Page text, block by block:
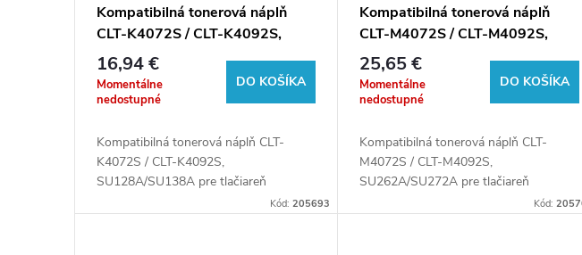
o
k
Kompatibilná tonerová náplň
CLT-K4072S / CLT-K4092S,
SU128A/SU138A, 1500 listov
pre tlačiarne Samsung
16,94 €
Momentálne
nedostupné
DO KOŠÍKA
Kompatibilná tonerová náplň CLT-
K4072S / CLT-K4092S,
SU128A/SU138A pre tlačiareň
Kód:205693
Kompatibilná tonerová náplň
CLT-M4072S / CLT-M4092S,
SU262A/SU272A, 1000 listov
pre tlačiarne Samsung
25,65 €
Momentálne
nedostupné
DO KOŠÍKA
Kompatibilná tonerová náplň CLT-
M4072S / CLT-M4092S,
SU262A/SU272A pre tlačiareň
Kód: